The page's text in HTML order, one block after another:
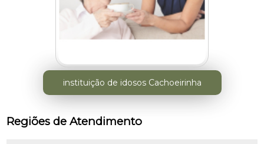
instituição de idosos Cachoeirinha
Regiões de Atendimento